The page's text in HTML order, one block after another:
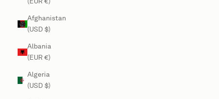
Afghanistan
(USD $)
Albania
(EUR €)
Algeria
(USD $)